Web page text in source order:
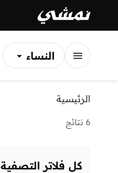
النساء
الرئيسية
6 نتائج
كل فلاتر التصفية